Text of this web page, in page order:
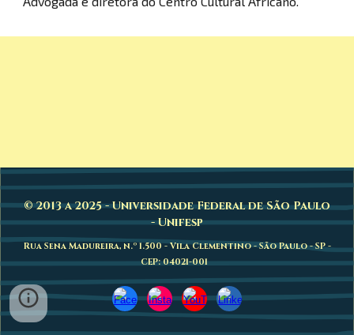
© 2013 a 2025 - Universidade Federal de São Paulo
- Unifesp
Rua Sena Madureira, n.º 1.500 - Vila Clementino - São Paulo - SP -
CEP: 04021-001